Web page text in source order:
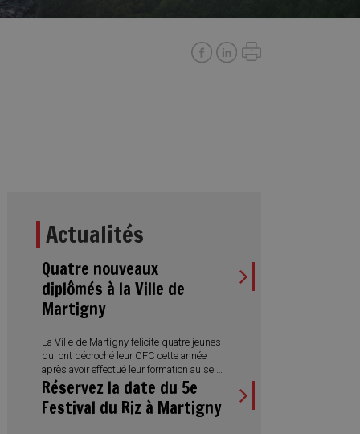
Actualités
Quatre nouveaux
diplômés à la Ville de
Martigny
La Ville de Martigny félicite quatre jeunes
qui ont décroché leur CFC cette année
après avoir effectué leur formation au sein
de l’Administration municipale. Des
réussites qui illustrent aussi la diversité
des métiers proposés et l’engagement
Réservez la date du 5e
Festival du Riz à Martigny